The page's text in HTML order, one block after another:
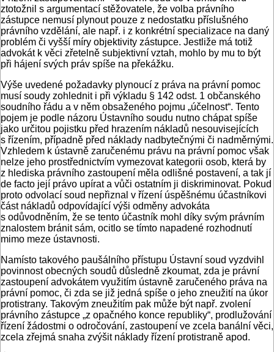
ztotožnil s argumentací stěžovatele, že volba právního
zástupce nemusí plynout pouze z nedostatku příslušného
právního vzdělání, ale např. i z konkrétní specializace na daný
problém či vyšší míry objektivity zástupce. Jestliže má totiž
advokát k věci zřetelně subjektivní vztah, mohlo by mu to být
při hájení svých práv spíše na překážku.
Výše uvedené požadavky plynoucí z práva na právní pomoc
musí soudy zohlednit i při výkladu § 142 odst. 1 občanského
soudního řádu a v něm obsaženého pojmu „účelnost“. Tento
pojem je podle názoru Ústavního soudu nutno chápat spíše
jako určitou pojistku před hrazením nákladů nesouvisejících
s řízením, případně před náklady nadbytečnými či nadměrnými.
Vzhledem k ústavně zaručenému právu na právní pomoc však
nelze jeho prostřednictvím vymezovat kategorii osob, která by
z hlediska právního zastoupení měla odlišné postavení, a tak jí
de facto její právo upírat a vůči ostatním ji diskriminovat. Pokud
proto odvolací soud nepřiznal v řízení úspěšnému účastníkovi
část nákladů odpovídající výši odměny advokáta
s odůvodněním, že se tento účastník mohl díky svým právním
znalostem bránit sám, ocitlo se tímto napadené rozhodnutí
mimo meze ústavnosti.
Namísto takového paušálního přístupu Ústavní soud vyzdvihl
povinnost obecných soudů důsledně zkoumat, zda je právní
zastoupení advokátem využitím ústavně zaručeného práva na
právní pomoc, či zda se již jedná spíše o jeho zneužití na úkor
protistrany. Takovým zneužitím pak může být např. zvolení
právního zástupce „z opačného konce republiky“, prodlužování
řízení žádostmi o odročování, zastoupení ve zcela banální věci,
zcela zřejmá snaha zvýšit náklady řízení protistraně apod.